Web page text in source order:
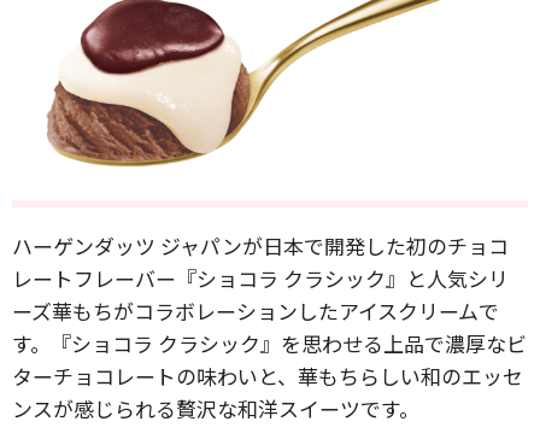
ハーゲンダッツ ジャパンが日本で開発した初のチョコ
レートフレーバー『ショコラ クラシック』と人気シリ
ーズ華もちがコラボレーションしたアイスクリームで
す。『ショコラ クラシック』を思わせる上品で濃厚なビ
ターチョコレートの味わいと、華もちらしい和のエッセ
ンスが感じられる贅沢な和洋スイーツです。